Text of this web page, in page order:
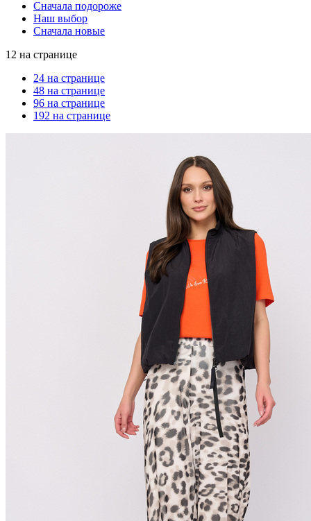
Сначала подороже
Наш выбор
Сначала новые
12 на странице
24 на странице
48 на странице
96 на странице
192 на странице